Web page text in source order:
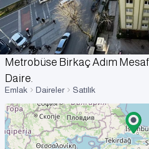
Metrobüse Birkaç Adım
Daire.
Emlak Daireler Satılık